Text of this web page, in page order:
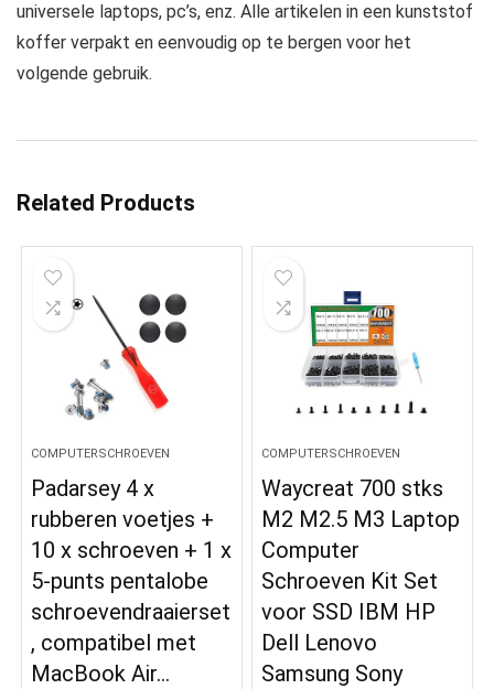
universele laptops, pc’s, enz. Alle artikelen in een kunststof
koffer verpakt en eenvoudig op te bergen voor het
volgende gebruik.
Related Products
COMPUTERSCHROEVEN
Padarsey 4 x
rubberen voetjes +
10 x schroeven + 1 x
5-punts pentalobe
schroevendraaierset
, compatibel met
MacBook Air…
COMPUTERSCHROEVEN
Waycreat 700 stks
M2 M2.5 M3 Laptop
Computer
Schroeven Kit Set
voor SSD IBM HP
Dell Lenovo
Samsung Sony